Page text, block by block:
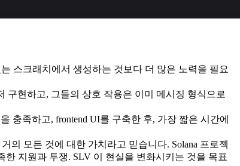
스크래치에서 생성하는 것보다 더 많은 노력을 필요
구현하고, 그들의 상호 작용은 이미 메시징 형식으로
충족하고, frontend UI를 구축한 후, 가장 짧은 시간에
의 모든 것에 대한 가치라고 믿습니다. Solana 프로젝
한 지원과 투쟁. SLV 이 현실을 변화시키는 것을 목표